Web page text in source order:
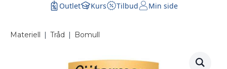
Outlet Kurs Tilbud Min side
Materiell | Tråd | Bomull